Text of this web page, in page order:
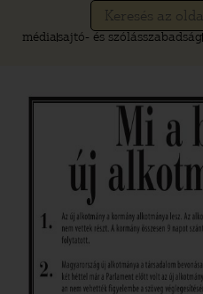
médiasajtó- és szólásszabadság